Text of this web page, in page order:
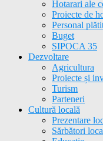
Hotarari ale
Proiecte de
Personal
Buget
SIPOCA 35
Dezvoltare
Agricultura
Proiecte și
Turism
Parteneri
Cultură locală
Prezentare
Sărbători